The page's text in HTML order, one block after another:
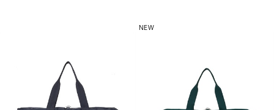
NEW